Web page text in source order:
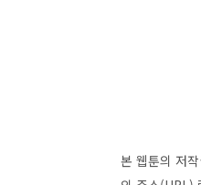
본 웹툰의 저